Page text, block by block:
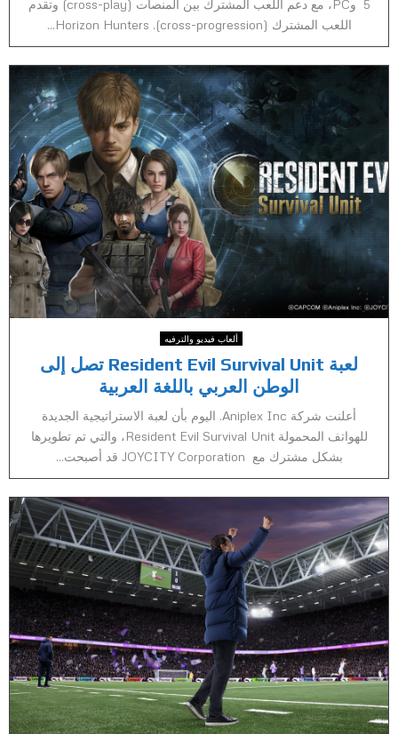
5 وPC، مع دعم اللعب المشترك بين المنصات (cross-play) وتقدم
اللعب المشترك (cross-progression). Horizon Hunters...
ألعاب فيديو والترفيه
لعبة Resident Evil Survival Unit تصل إلى
الوطن العربي باللغة العربية
أعلنت شركة Aniplex Inc. اليوم بأن لعبة الاستراتيجية الجديدة
للهواتف المحمولة Resident Evil Survival Unit، والتي تم تطويرها
بشكل مشترك مع JOYCITY Corporation قد أصبحت...